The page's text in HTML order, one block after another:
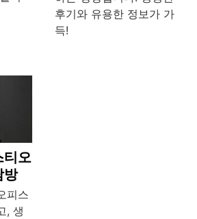
후기와 유용한 정보가 가
득!
티오
방
피스
, 생